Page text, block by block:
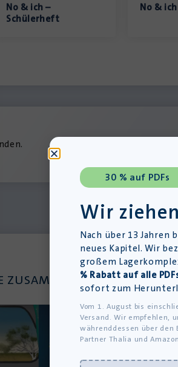
No & ich –
Schülerheft
No &
ZUSAMMENFASSUNGEN
30 % auf PDFs
Wir
Nach über 13 Jahren
neues Kapitel. Wir
großem
% Rabatt auf alle
sofort zum
Vom 1. August bis
Versand. Wir empfehlen,
währenddessen über den
Partner Thalia und